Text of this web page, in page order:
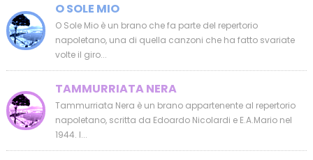
O SOLE MIO
O Sole Mio è un brano che fa parte del repertorio
napoletano, una di quella canzoni che ha fatto svariate
volte il giro...
TAMMURRIATA NERA
Tammurriata Nera è un brano appartenente al repertorio
napoletano, scritta da Edoardo Nicolardi e E.A.Mario nel
1944. I...